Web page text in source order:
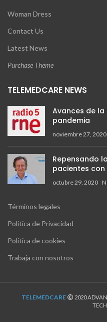
Woman Dress
Contact Us
Latest News
Purchase Theme
TELEMEDCARE NEWS
Avances de
pandemia
noviembre 27, 2020
Repensando
pacientes
octubre 29, 2020
Términos legales
Política de Privacidad
Política de cookies
Trabaja con nosotros
TELEMEDCARE
2020